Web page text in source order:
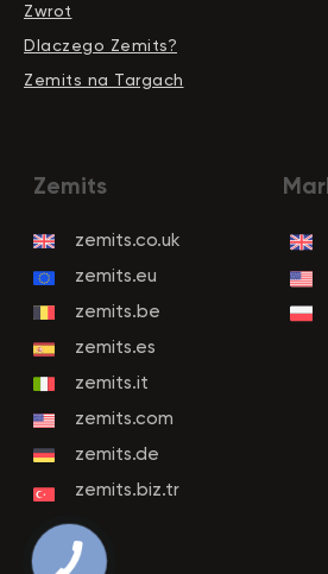
Zwrot
Dlaczego Zemits?
Zemits na Targach
PRZYCISK
KONTAKTU